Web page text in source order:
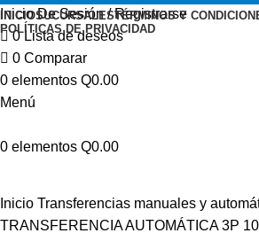
Inicio De Sesión / Registrarse
0Lista de deseos
0 Comparar
0 elementos Q0.00
Menú
0 elementos Q0.00
INICIOSUCURSALESTÉRMINOS Y
POLÍTICAS DE PRIVACIDAD
Inicio Transferencias manuales y
TRANSFERENCIA AUTOMÁTICA 3P